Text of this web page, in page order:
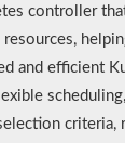
controller
and efficient
scheduling,
criteria,